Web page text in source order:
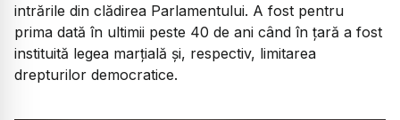
intrările din clădirea Parlamentului. A fost pentru
prima dată în ultimii peste 40 de ani când în țară a fost
instituită legea marțială și, respectiv, limitarea
drepturilor democratice.